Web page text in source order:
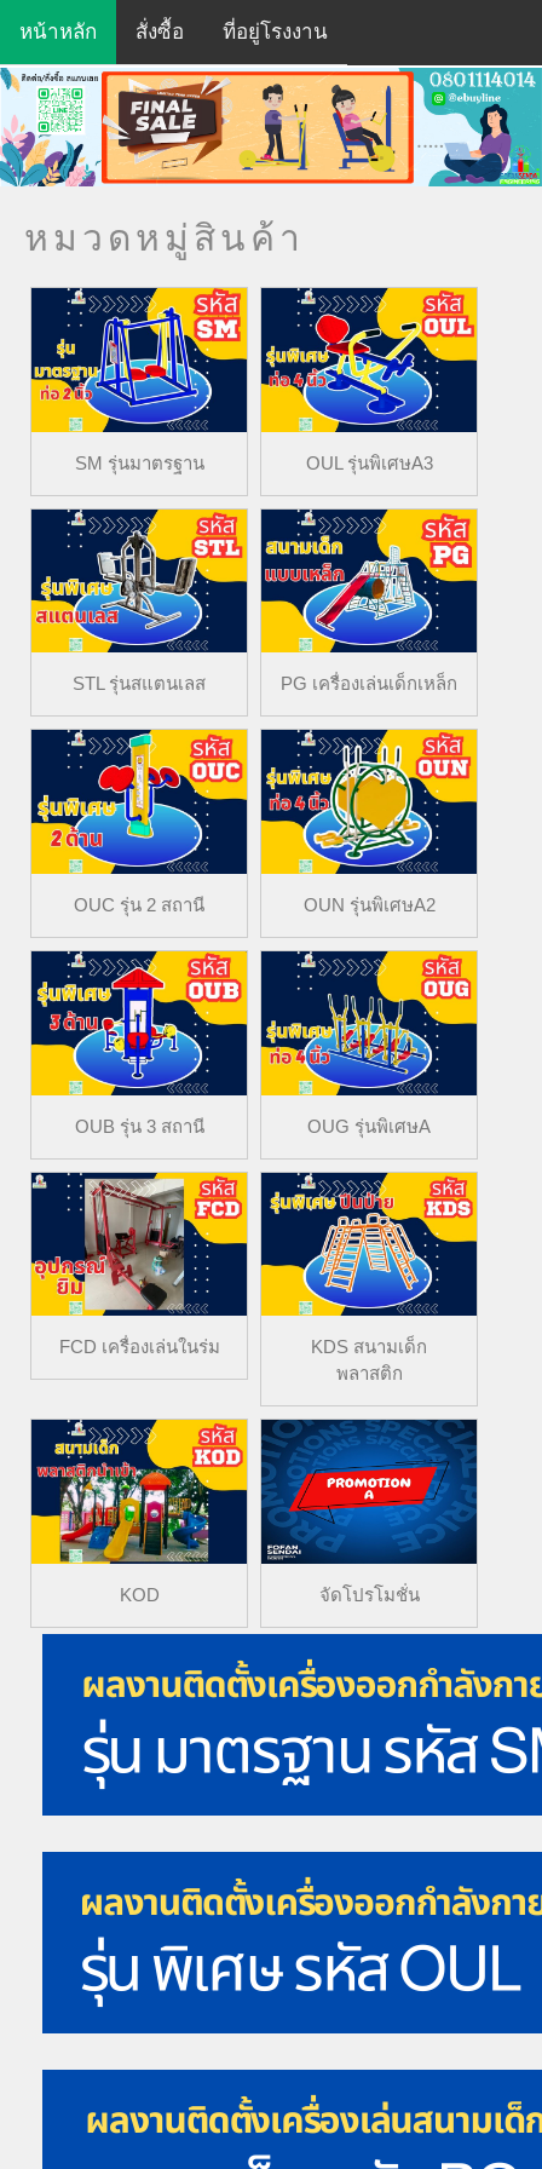
หน้าหลัก สั่งซื้อ ที่อยู่โรงงาน
บริษัท โฟฟาน เซนได เอ็นจิเนียริ่ง จํากัด
หมวดหมู่สินค้า
SM รุ่นมาตรฐาน OUL รุ่นพิเศษA3
STL รุ่นสแตนเลส PG เครื่องเล่นเด็กเหล็ก
OUC รุ่น 2 สถานี OUN รุ่นพิเศษA2
OUB รุ่น 3 สถานี OUG รุ่นพิเศษA
FCD เครื่องเล่นในร่ม
KDS สนามเด็ก
พลาสติก
KOD จัดโปรโมชั่น